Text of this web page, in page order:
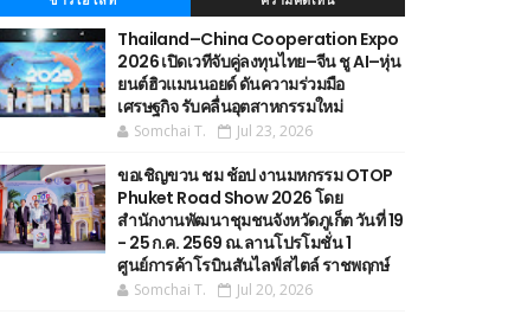
Thailand–China Cooperation Expo
2026 เปิดเวทีจับคู่ลงทุนไทย–จีน ชู AI–หุ่น
ยนต์ฮิวแมนนอยด์ ดันความร่วมมือ
เศรษฐกิจ รับคลื่นอุตสาหกรรมใหม่
Somchai T. Jul 23, 2026
ขอเชิญขวน ชม ช้อป งานมหกรรม OTOP
Phuket Road Show 2026 โดย
สำนักงานพัฒนาชุมชนจังหวัดภูเก็ต วันที่ 19
- 25 ก.ค. 2569 ณ.ลานโปรโมชั่น 1
ศูนย์การค้าโรบินสันไลฟ์สไตล์ ราชพฤกษ์
Somchai T. Jul 20, 2026